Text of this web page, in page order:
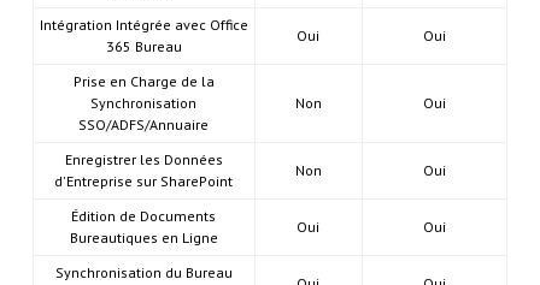
Intégration Intégrée avec Office
365 Bureau
Oui Oui
Prise en Charge de la
Synchronisation
SSO/ADFS/Annuaire
Non Oui
Enregistrer les Données
d'Entreprise sur SharePoint
Non Oui
Édition de Documents
Bureautiques en Ligne
Oui Oui
Synchronisation du Bureau